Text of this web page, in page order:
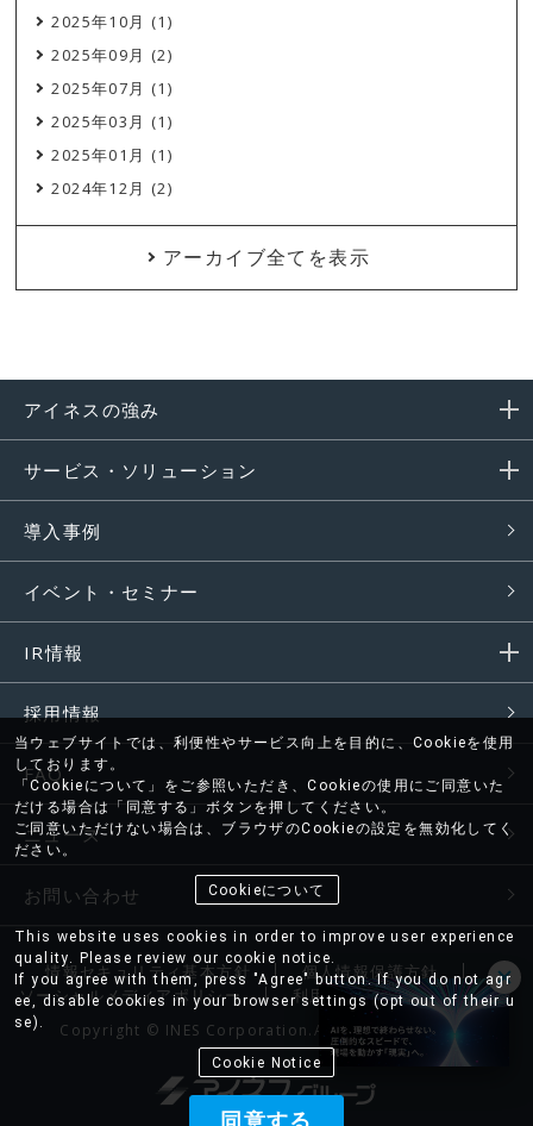
2025年10月 (1)
2025年09月 (2)
2025年07月 (1)
2025年03月 (1)
2025年01月 (1)
2024年12月 (2)
アーカイブ全てを表示
アイネスの強み
サービス・ソリューション
導入事例
イベント・セミナー
IR情報
採用情報
FAQ
ニュース
お問い合わせ
情報セキュリティ基本方針
個人情報保護方針
ソーシャルメディアポリシー
利用条件 サイトマップ
Copyright © INES Corporation.All rights reserved.
当ウェブサイトでは、利便性やサービス向上を目的に、Cookieを使用
しております。
「Cookieについて」をご参照いただき、Cookieの使用にご同意いた
だける場合は「同意する」ボタンを押してください。
ご同意いただけない場合は、ブラウザのCookieの設定を無効化してく
ださい。
Cookieについて
This website uses cookies in order to improve user experience
quality. Please review our cookie notice.
If you agree with them, press "Agree" button. If you do not agr
ee, disable cookies in your browser settings (opt out of their u
se).
Cookie Notice
同意する